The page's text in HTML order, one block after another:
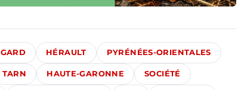
GARD HÉRAULT PYRÉNÉES-ORIENTALES
TARN HAUTE-GARONNE SOCIÉTÉ